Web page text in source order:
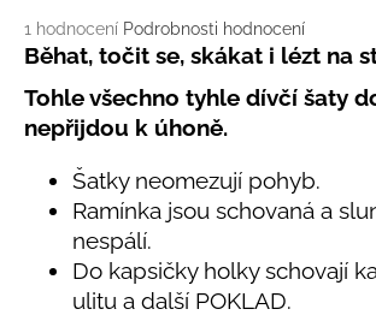
Průměrné
hodnocení
je
z
hvězdiček.
1 hodnocení Podrobnosti hodnocení
Běhat, točit se, skákat i lézt na
Tohle všechno tyhle dívčí šaty
nepřijdou k úhoně.
Šatky neomezují pohyb.
Ramínka jsou schovaná a
nespálí.
Do kapsičky holky schovají
ulitu a další POKLAD.
p
o
r
u
č